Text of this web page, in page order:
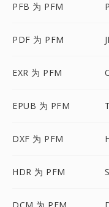
PFB 为 PFM
PDF 为 PFM
EXR 为 PFM
EPUB 为 PFM
DXF 为 PFM
HDR 为 PFM